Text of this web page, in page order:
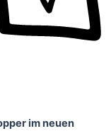
im neuen